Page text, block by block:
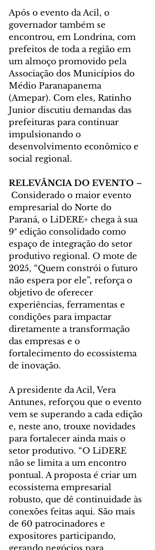
Após o evento da Acil, o
governador também se
encontrou, em Londrina, com
prefeitos de toda a região em
um almoço promovido pela
Associação dos Municípios do
Médio Paranapanema
(Amepar). Com eles, Ratinho
Junior discutiu demandas das
prefeituras para continuar
impulsionando o
desenvolvimento econômico e
social regional.
RELEVÂNCIA DO EVENTO –
Considerado o maior evento
empresarial do Norte do
Paraná, o LiDERE+ chega à sua
9ª edição consolidado como
espaço de integração do setor
produtivo regional. O mote de
2025, “Quem constrói o futuro
não espera por ele”, reforça o
objetivo de oferecer
experiências, ferramentas e
condições para impactar
diretamente a transformação
das empresas e o
fortalecimento do ecossistema
de inovação.
A presidente da Acil, Vera
Antunes, reforçou que o evento
vem se superando a cada edição
e, neste ano, trouxe novidades
para fortalecer ainda mais o
setor produtivo. “O LiDERE
não se limita a um encontro
pontual. A proposta é criar um
ecossistema empresarial
robusto, que dê continuidade às
conexões feitas aqui. São mais
de 60 patrocinadores e
expositores participando,